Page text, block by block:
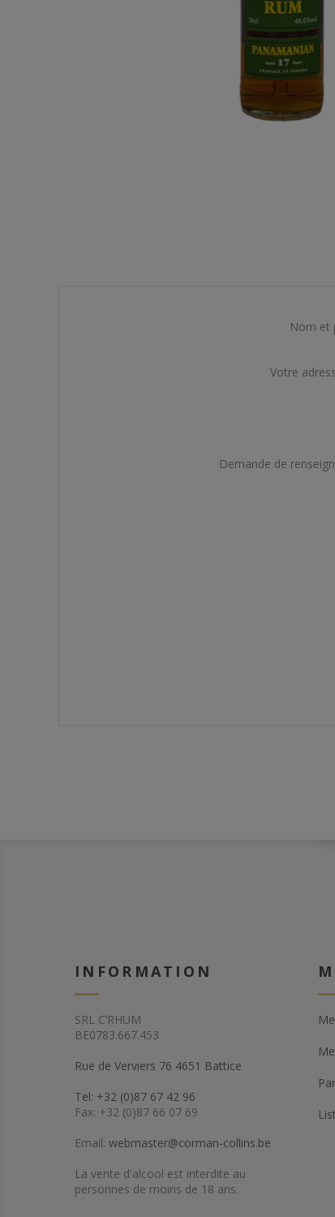
Nom et
Votre
Demande de
INFORMATION
SRL C’RHUM
BE0783.667.453
Rue de Verviers 76 4651 Battice
Tel: +32 (0)87 67 42 96
Fax: +32 (0)87 66 07 69
Email: webmaster@corman-collins.be
La vente d'alcool est interdite au
personnes de moins de 18 ans.